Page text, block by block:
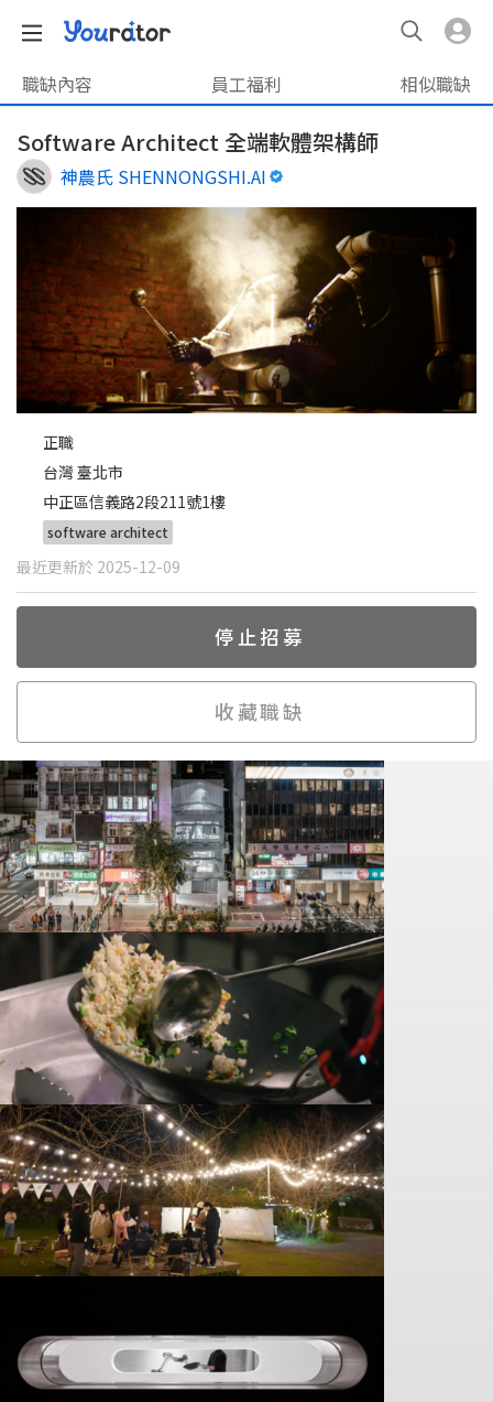
職缺內容 員工福利 相似職缺
Software Architect 全端軟體架構師
神農氏 SHENNONGSHI.AI
正職
台灣 臺北市
中正區信義路2段211號1樓
software architect
最近更新於 2025-12-09
停止招募
收藏職缺